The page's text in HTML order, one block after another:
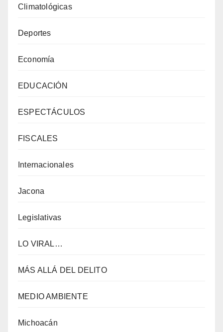
Climatológicas
Deportes
Economía
EDUCACIÓN
ESPECTÁCULOS
FISCALES
Internacionales
Jacona
Legislativas
LO VIRAL…
MÁS ALLÁ DEL DELITO
MEDIO AMBIENTE
Michoacán